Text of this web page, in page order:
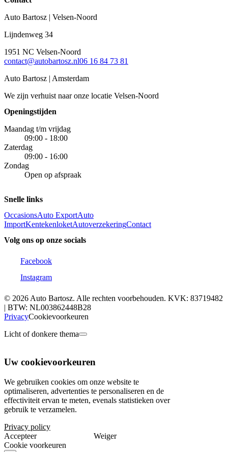
Auto Bartosz | Velsen-Noord
Lijndenweg 34
1951 NC Velsen-Noord
contact@autobartosz.nl06 16 84 73 81
Auto Bartosz | Amsterdam
We zijn verhuist naar onze locatie Velsen-Noord
Openingstijden
Maandag t/m vrijdag
09:00 - 18:00
Zaterdag
09:00 - 16:00
Zondag
Open op afspraak
Snelle links
OccasionsAuto ExportAuto
ImportKentekenloketAutoverzekeringContact
Volg ons op onze socials
Facebook
Instagram
© 2026 Auto Bartosz. Alle rechten voorbehouden. KVK: 83719482
| BTW: NL003862448B28
PrivacyCookievoorkeuren
Licht of donkere thema
Uw cookievoorkeuren
We gebruiken cookies om onze website te
optimaliseren, advertenties te personaliseren en de
effectiviteit ervan te meten, evenals statistieken over
gebruik te verzamelen.
Privacy policy
Accepteer
Weiger
Cookie voorkeuren